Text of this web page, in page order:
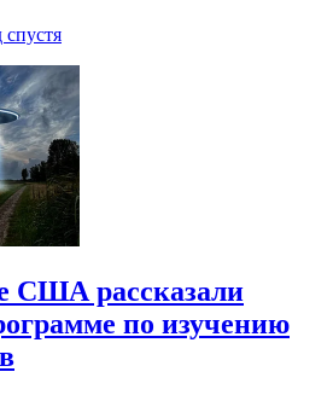
спустя
США рассказали
по изучению